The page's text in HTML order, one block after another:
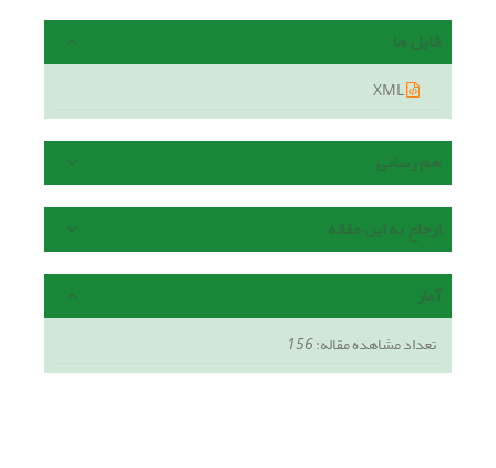
فایل ها
هم رسانی
ارجاع به این مقاله
آمار
تعداد مشاهده مقاله:156